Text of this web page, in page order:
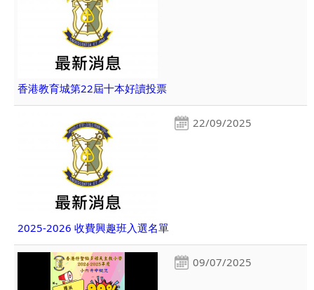
香港教育城第22屆十本好讀投票
22/09/2025
2025-2026 收費興趣班入選名單
09/07/2025